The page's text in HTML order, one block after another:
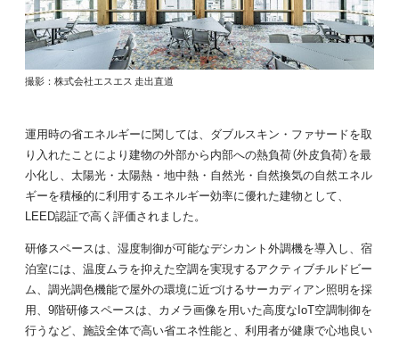
撮影：株式会社エスエス 走出直道
運用時の省エネルギーに関しては、ダブルスキン・ファサードを取
り入れたことにより建物の外部から内部への熱負荷（外皮負荷）を最
小化し、太陽光・太陽熱・地中熱・自然光・自然換気の自然エネル
ギーを積極的に利用するエネルギー効率に優れた建物として、
LEED認証で高く評価されました。
研修スペースは、湿度制御が可能なデシカント外調機を導入し、宿
泊室には、温度ムラを抑えた空調を実現するアクティブチルドビー
ム、調光調色機能で屋外の環境に近づけるサーカディアン照明を採
用、9階研修スペースは、カメラ画像を用いた高度なIoT空調制御を
行うなど、施設全体で高い省エネ性能と、利用者が健康で心地良い